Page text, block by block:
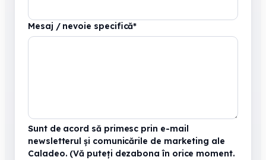
Mesaj / nevoie specifică*
Sunt de acord să primesc prin e-mail
newsletterul și comunicările de marketing ale
Caladeo. (Vă puteți dezabona în orice moment.